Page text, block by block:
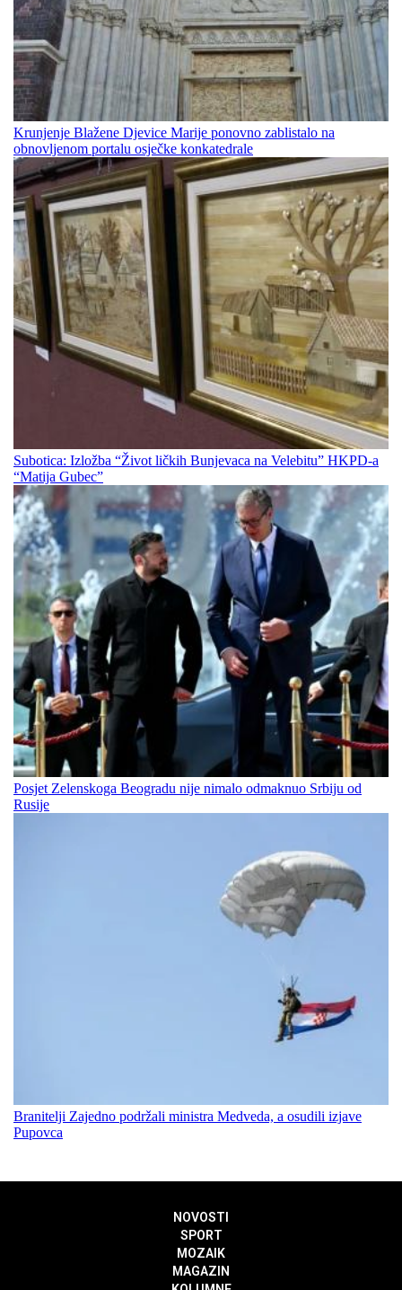
Krunjenje Blažene Djevice Marije ponovno zablistalo na
obnovljenom portalu osječke konkatedrale
Subotica: Izložba “Život ličkih Bunjevaca na Velebitu” HKPD-a
“Matija Gubec”
Posjet Zelenskoga Beogradu nije nimalo odmaknuo Srbiju od
Rusije
Branitelji Zajedno podržali ministra Medveda, a osudili izjave
Pupovca
NOVOSTI
SPORT
MOZAIK
MAGAZIN